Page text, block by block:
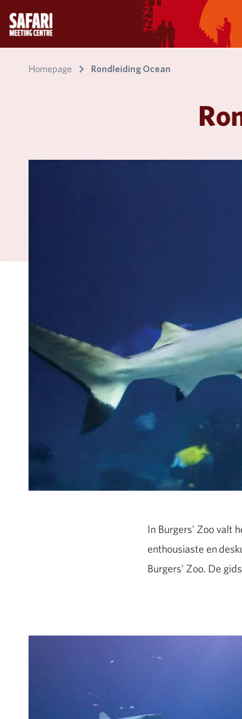
Homepage Rondleiding Ocean
In Burgers' Zoo valt
enthousiaste en
Burgers' Zoo. De